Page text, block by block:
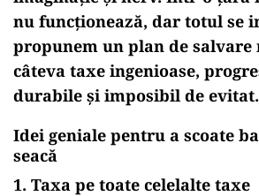
nu funcționează, dar totul se
propunem un plan de salvare
câteva taxe ingenioase,
durabile și imposibil de evitat.
Idei geniale pentru a scoate
seacă
1. Taxa pe toate celelalte taxe